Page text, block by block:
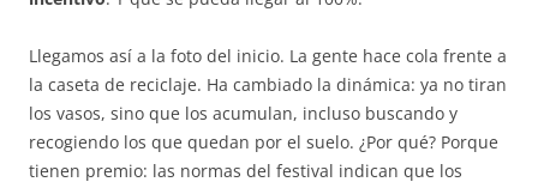
Llegamos así a la foto del inicio. La gente hace cola frente a
la caseta de reciclaje. Ha cambiado la dinámica: ya no tiran
los vasos, sino que los acumulan, incluso buscando y
recogiendo los que quedan por el suelo. ¿Por qué? Porque
tienen premio: las normas del festival indican que los